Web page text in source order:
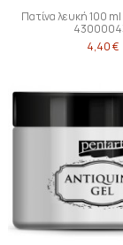
Πατίνα λευκή 100 ml
4,40 €